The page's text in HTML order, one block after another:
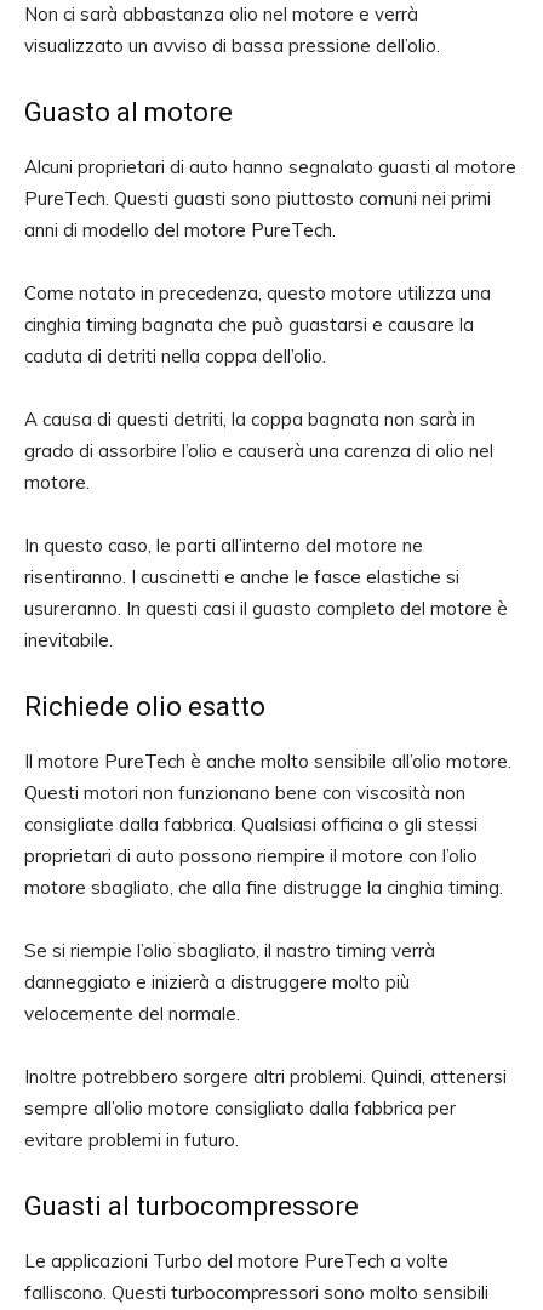
Non ci sarà abbastanza olio nel motore e verrà
visualizzato un avviso di bassa pressione dell’olio.
Guasto al motore
Alcuni proprietari di auto hanno segnalato guasti al motore
PureTech. Questi guasti sono piuttosto comuni nei primi
anni di modello del motore PureTech.
Come notato in precedenza, questo motore utilizza una
cinghia timing bagnata che può guastarsi e causare la
caduta di detriti nella coppa dell’olio.
A causa di questi detriti, la coppa bagnata non sarà in
grado di assorbire l’olio e causerà una carenza di olio nel
motore.
In questo caso, le parti all’interno del motore ne
risentiranno. I cuscinetti e anche le fasce elastiche si
usureranno. In questi casi il guasto completo del motore è
inevitabile.
Richiede olio esatto
Il motore PureTech è anche molto sensibile all’olio motore.
Questi motori non funzionano bene con viscosità non
consigliate dalla fabbrica. Qualsiasi officina o gli stessi
proprietari di auto possono riempire il motore con l’olio
motore sbagliato, che alla fine distrugge la cinghia timing.
Se si riempie l’olio sbagliato, il nastro timing verrà
danneggiato e inizierà a distruggere molto più
velocemente del normale.
Inoltre potrebbero sorgere altri problemi. Quindi, attenersi
sempre all’olio motore consigliato dalla fabbrica per
evitare problemi in futuro.
Guasti al turbocompressore
Le applicazioni Turbo del motore PureTech a volte
falliscono. Questi turbocompressori sono molto sensibili